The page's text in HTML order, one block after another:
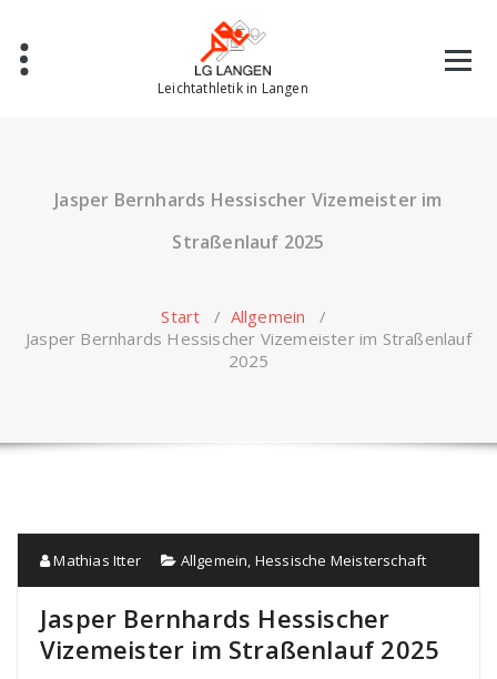
springen
Leichtathletik in Langen
Jasper Bernhards Hessischer Vizemeister im
Straßenlauf 2025
Start / Allgemein /
Jasper Bernhards Hessischer Vizemeister im Straßenlauf
2025
Mathias Itter Allgemein Hessische Meisterschaft
Jasper Bernhards Hessischer
Vizemeister im Straßenlauf 2025